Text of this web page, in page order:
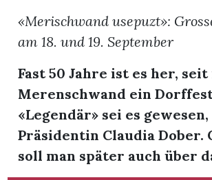
«Merischwand usepuzt»:
am 18. und 19. September
Fast 50 Jahre ist es her, seit
Merenschwand ein
«Legendär» sei es gewesen,
Präsidentin Claudia Dober.
soll man später auch über